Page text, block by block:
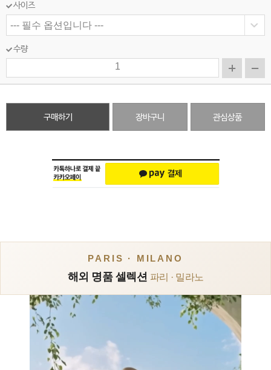
사이즈
수량
구매하기 장바구니 관심상품
PARIS · MILANO
해외 명품 셀렉션 파리 · 밀라노